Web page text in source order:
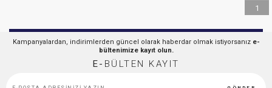
1
Kampanyalardan, indirimlerden güncel olarak haberdar olmak istiyorsanız e-
bültenimize kayıt olun.
E- BÜLTEN KAYIT